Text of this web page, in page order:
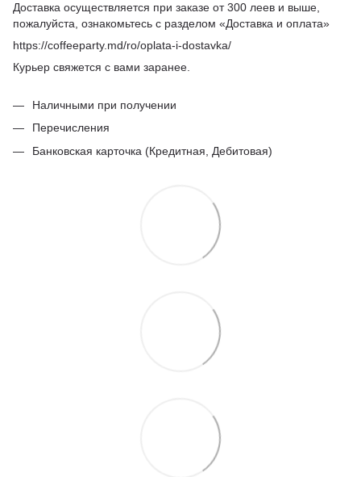
Доставка осуществляется при заказе от 300 леев и выше,
пожалуйста, ознакомьтесь с разделом «Доставка и оплата»
https://coffeeparty.md/ro/oplata-i-dostavka/
Курьер свяжется с вами заранее.
Наличными при получении
Перечисления
Банковская карточка (Кредитная, Дебитовая)